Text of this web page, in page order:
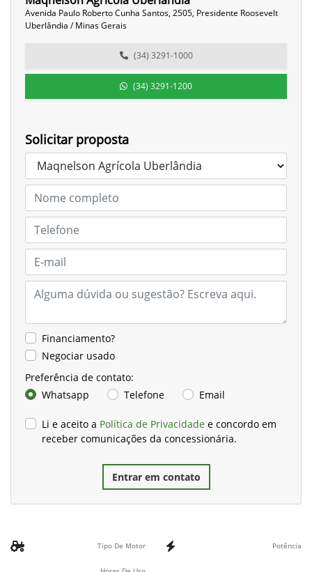
Avenida Paulo Roberto Cunha Santos, 2505, Presidente Roosevelt
Uberlândia / Minas Gerais
(34) 3291-1000
(34) 3291-1200
Solicitar proposta
Financiamento?
Negociar usado
Preferência de contato:
Whatsapp
Telefone Email
Li e aceito a Política de Privacidade e concordo em
receber comunicações da concessionária.
Entrar em contato
Tipo De Motor Potência